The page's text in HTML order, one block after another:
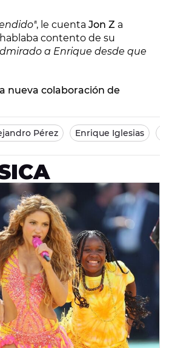
', le cuenta Jon Z a
contento de su
a Enrique desde que
nueva colaboración de
Pérez Enrique Iglesias